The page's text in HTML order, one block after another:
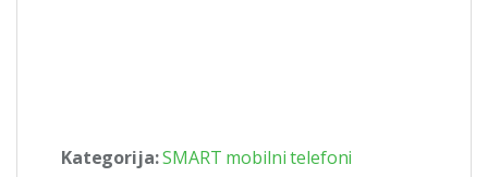
Kategorija:SMART mobilni telefoni